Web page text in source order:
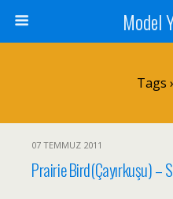
Model
Tags
07 TEMMUZ 2011
Prairie Bird(Çayırkuşu) –